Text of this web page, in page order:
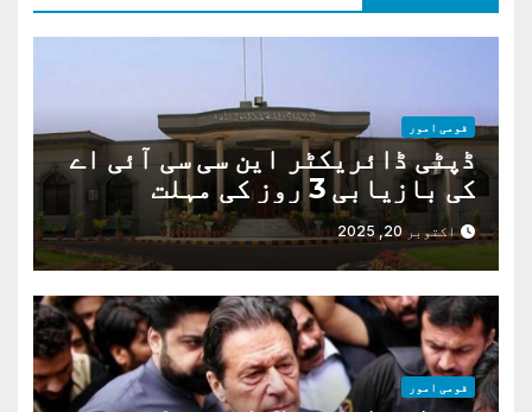
قومی امور
ڈپٹی ڈائریکٹر این سی سی آئی اے
کی بازیابی 3 روز کی مہلت
اکتوبر 20, 2025
قومی امور